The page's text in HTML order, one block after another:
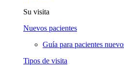
Su visita
Nuevos pacientes
Guía para pacientes
Tipos de visita